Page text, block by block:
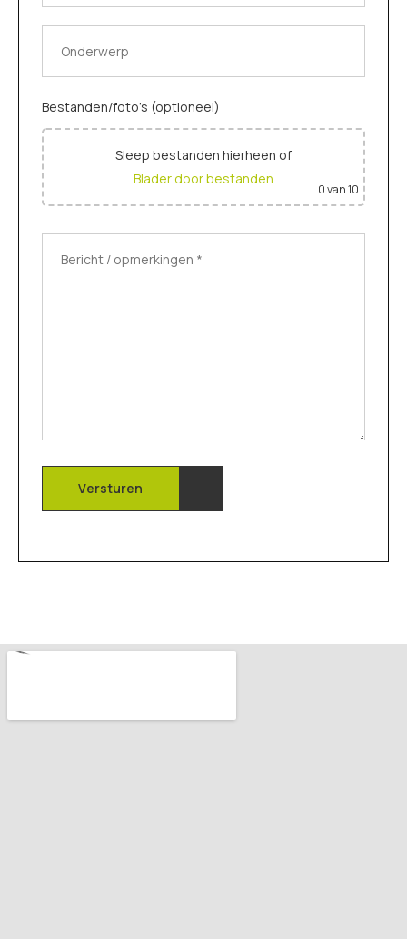
Bestanden/foto's (optioneel)
Sleep bestanden hierheen of
Blader door bestanden
0van 10